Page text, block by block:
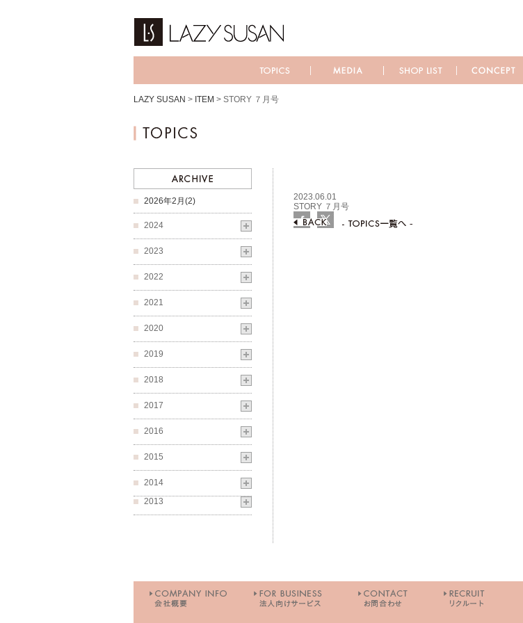
LAZY SUSAN > ITEM > STORY ７月号
2026年2月(2)
2024
2023
2022
2021
2020
2019
2018
2017
2016
2015
2014
2013
2023.06.01
STORY ７月号